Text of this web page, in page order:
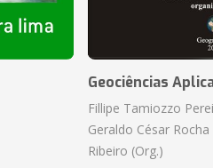
Geociências
Fillipe Tamiozzo
Geraldo César
Ribeiro (Org.)